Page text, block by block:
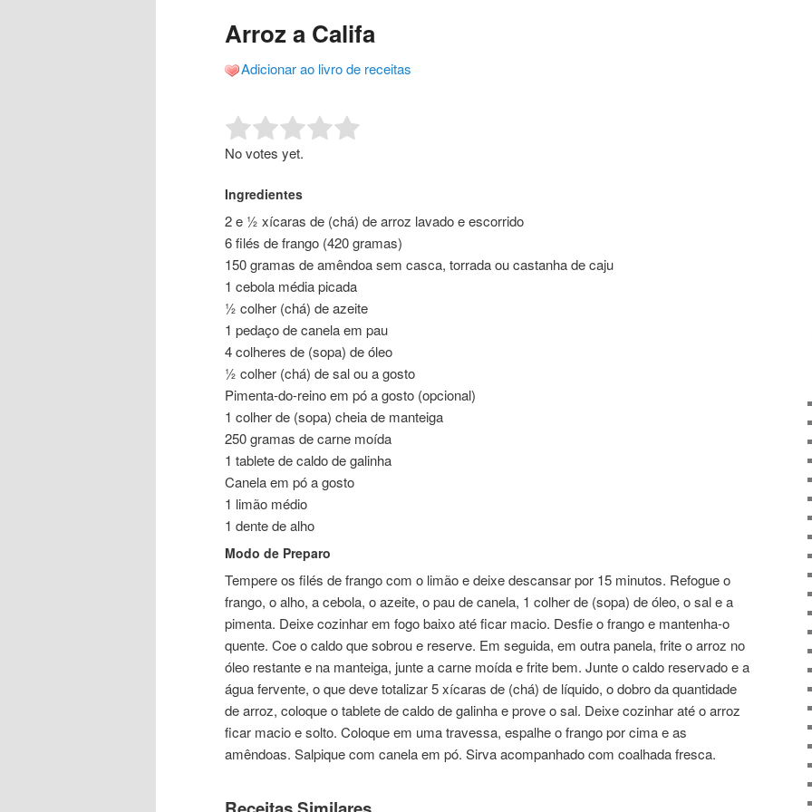
conteúdo
conteúdo
Arroz a Califa
Adicionar ao livro de receitas
Rate this item:
No votes yet.
Ingredientes
2 e ½ xícaras de (chá) de arroz lavado e escorrido
6 filés de frango (420 gramas)
150 gramas de amêndoa sem casca, torrada ou castanha de caju
1 cebola média picada
½ colher (chá) de azeite
1 pedaço de canela em pau
4 colheres de (sopa) de óleo
½ colher (chá) de sal ou a gosto
Pimenta-do-reino em pó a gosto (opcional)
1 colher de (sopa) cheia de manteiga
250 gramas de carne moída
1 tablete de caldo de galinha
Canela em pó a gosto
1 limão médio
1 dente de alho
Modo de Preparo
Tempere os filés de frango com o limão e deixe descansar por 15 minutos. Refogue o
frango, o alho, a cebola, o azeite, o pau de canela, 1 colher de (sopa) de óleo, o sal e a
pimenta. Deixe cozinhar em fogo baixo até ficar macio. Desfie o frango e mantenha-o
quente. Coe o caldo que sobrou e reserve. Em seguida, em outra panela, frite o arroz no
óleo restante e na manteiga, junte a carne moída e frite bem. Junte o caldo reservado e a
água fervente, o que deve totalizar 5 xícaras de (chá) de líquido, o dobro da quantidade
de arroz, coloque o tablete de caldo de galinha e prove o sal. Deixe cozinhar até o arroz
ficar macio e solto. Coloque em uma travessa, espalhe o frango por cima e as
amêndoas. Salpique com canela em pó. Sirva acompanhado com coalhada fresca.